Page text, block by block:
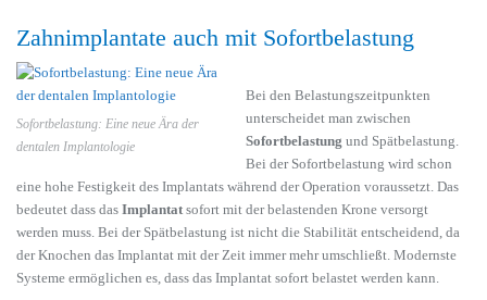
Zahnimplantate auch mit Sofortbelastung
Sofortbelastung: Eine neue Ära der
dentalen Implantologie
Bei den Belastungszeitpunkten
unterscheidet man zwischen
Sofortbelastung und Spätbelastung.
Bei der Sofortbelastung wird schon
eine hohe Festigkeit des Implantats während der Operation voraussetzt. Das
bedeutet dass das Implantat sofort mit der belastenden Krone versorgt
werden muss. Bei der Spätbelastung ist nicht die Stabilität entscheidend, da
der Knochen das Implantat mit der Zeit immer mehr umschließt. Modernste
Systeme ermöglichen es, dass das Implantat sofort belastet werden kann.